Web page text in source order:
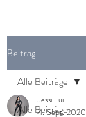
Beitrag
Alle Beiträge
Alle Beiträge
Jessi Lui
4. Sept. 2020